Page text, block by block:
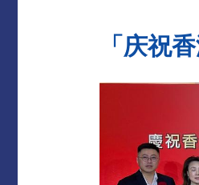
「庆祝